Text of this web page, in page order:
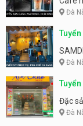
Đà
Đà
Nẵng
Đặc
Đà